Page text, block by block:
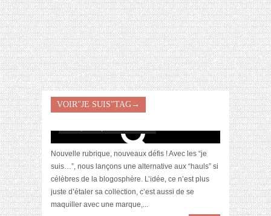
VOIR"JE SUIS"TAG→
Je suis… UNE
Nouvelle rubrique, nouveaux défis ! Avec les “je
suis…”, nous lançons une alternative aux “hauls” si
célèbres de la blogosphère. L’idée, ce n’est plus
juste d’étaler sa collection, c’est aussi de se
maquiller avec une marque,...